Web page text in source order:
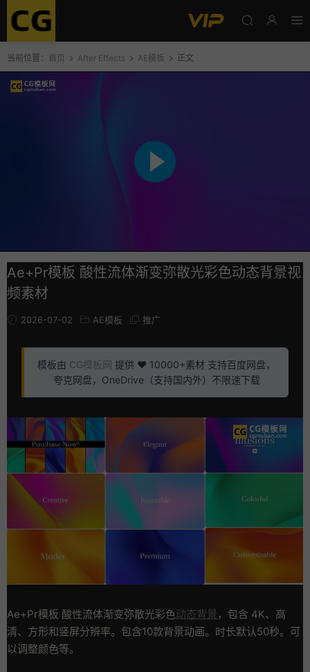
当前位置： 首页 After Effects AE模板 正文
Ae+Pr模板 酸性流体渐变弥散光彩色动态背景视
频素材
2026-07-02 AE模板 推广
模板由 CG模板网 提供 ❤️ 10000+素材 支持百度网盘，
夸克网盘，OneDrive（支持国内外）不限速下载
Ae+Pr模板 酸性流体渐变弥散光彩色动态背景 ，包含 4K、高
清、方形和竖屏分辨率。包含10款背景动画。时长默认50秒。可
以调整颜色等。